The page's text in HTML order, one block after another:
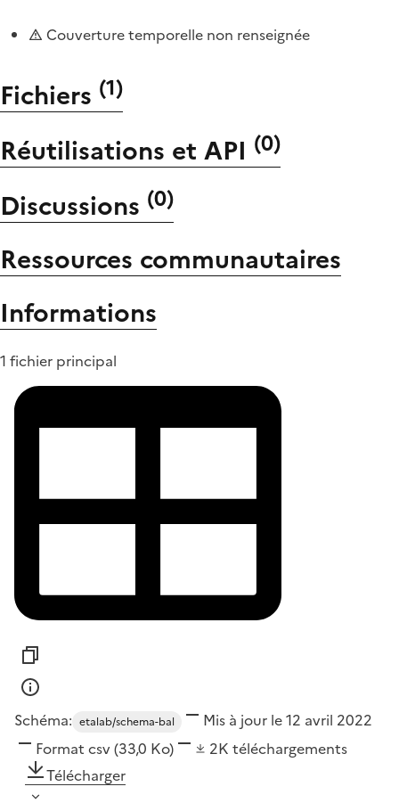
Couverture temporelle non renseignée
Fichiers (1)
Réutilisations et API (0)
Discussions (0)
Ressources communautaires
Informations
1 fichier principal
Schéma: etalab/schema-bal
Mis à jour le 12 avril 2022
Format csv(33,0 Ko) 2K téléchargements
Télécharger